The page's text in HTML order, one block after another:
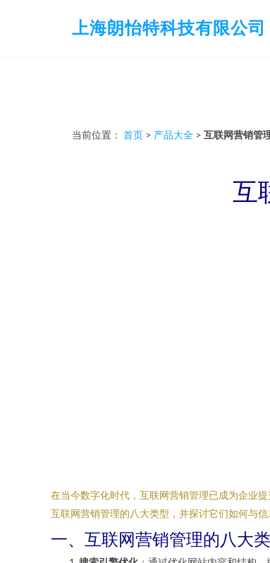
上海朗怡特科技有限公司
当前位置： 首页 > 产品大全 > 互联网营销管
互
在当今数字化时代，互联网营销管理已成为企业
互联网营销管理的八大类型，并探讨它们如何与
一、互联网营销管理的八大